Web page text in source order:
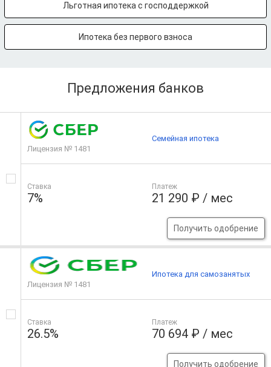
Льготная ипотека с господдержкой
Ипотека без первого взноса
Предложения банков
Лицензия № 1481
Ставка
7%
Платеж
21 290 ₽ / мес
Получить одобрение
Семейная ипотека
Лицензия № 1481
Ставка
26.5%
Платеж
70 694 ₽ / мес
Получить одобрение
Ипотека для самозанятых